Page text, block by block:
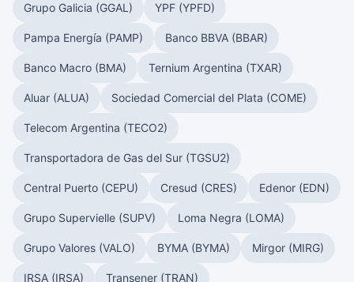
Grupo Galicia (GGAL) YPF (YPFD)
Pampa Energía (PAMP) Banco BBVA (BBAR)
Banco Macro (BMA) Ternium Argentina (TXAR)
Aluar (ALUA) Sociedad Comercial del Plata (COME)
Telecom Argentina (TECO2)
Transportadora de Gas del Sur (TGSU2)
Central Puerto (CEPU) Cresud (CRES) Edenor (EDN)
Grupo Supervielle (SUPV) Loma Negra (LOMA)
Grupo Valores (VALO) BYMA (BYMA) Mirgor (MIRG)
IRSA (IRSA) Transener (TRAN)